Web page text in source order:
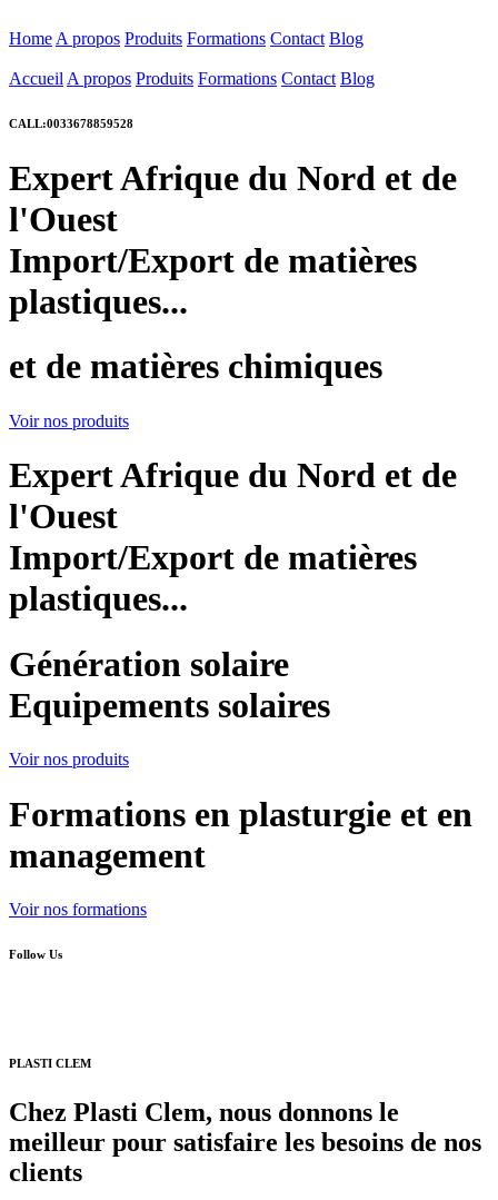
Home A propos Produits Formations Contact Blog
Accueil A propos Produits Formations Contact Blog
CALL:0033678859528
Expert Afrique du Nord et de
l'Ouest
Import/Export de matières
plastiques...
et de matières chimiques
Voir nos produits
Expert Afrique du Nord et de
l'Ouest
Import/Export de matières
plastiques...
Génération solaire
Equipements solaires
Voir nos produits
Formations en plasturgie et en
management
Voir nos formations
Follow Us
PLASTI CLEM
Chez Plasti Clem, nous donnons le
meilleur pour satisfaire les besoins de nos
clients